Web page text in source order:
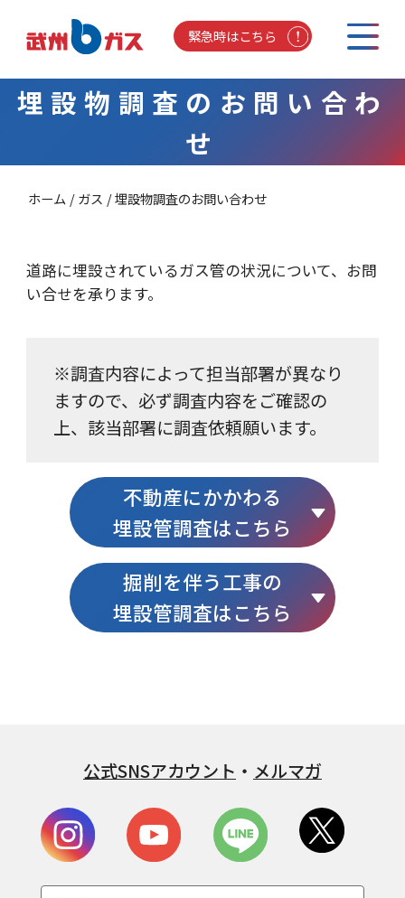
緊急時はこちら
埋設物調査のお問い合わ
せ
ホーム ガス 埋設物調査のお問い合わせ
道路に埋設されているガス管の状況について、お問
い合せを承ります。
※調査内容によって担当部署が異なり
ますので、必ず調査内容をご確認の
上、該当部署に調査依頼願います。
不動産にかかわる
埋設管調査はこちら
掘削を伴う工事の
埋設管調査はこちら
公式SNSアカウント ・ メルマガ